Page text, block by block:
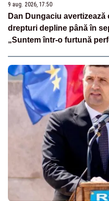
9 aug. 2026, 17:50
Dan Dungaciu
drepturi depline până în
„Suntem într-o furtună